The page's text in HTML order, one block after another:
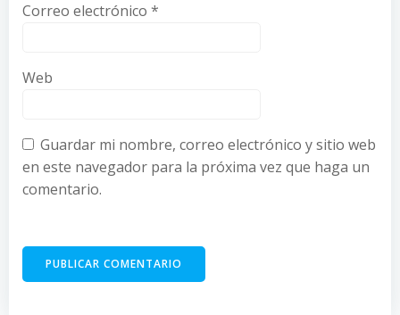
Correo electrónico *
Web
Guardar mi nombre, correo electrónico y sitio web
en este navegador para la próxima vez que haga un
comentario.